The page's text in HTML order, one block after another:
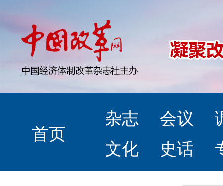
首页
杂志 会议
文化
史话